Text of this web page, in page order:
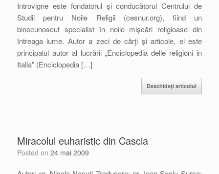
Introvigne este fondatorul şi conducătorul Centrului de
Studii pentru Noile Religii (cesnur.org), fiind un
binecunoscut specialist în noile mişcări religioase din
întreaga lume. Autor a zeci de cărţi şi articole, el este
principalul autor al lucrării „Enciclopedia delle religioni in
Italia” (Enciclopedia […]
Deschideți articolul
Miracolul euharistic din Cascia
Posted on 24 mai 2009